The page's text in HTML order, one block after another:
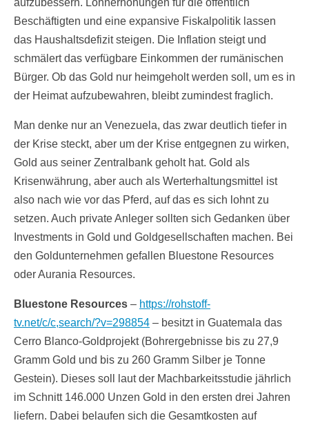
aufzubessern. Lohnerhöhungen für die öffentlich
Beschäftigten und eine expansive Fiskalpolitik lassen
das Haushaltsdefizit steigen. Die Inflation steigt und
schmälert das verfügbare Einkommen der rumänischen
Bürger. Ob das Gold nur heimgeholt werden soll, um es in
der Heimat aufzubewahren, bleibt zumindest fraglich.
Man denke nur an Venezuela, das zwar deutlich tiefer in
der Krise steckt, aber um der Krise entgegnen zu wirken,
Gold aus seiner Zentralbank geholt hat. Gold als
Krisenwährung, aber auch als Werterhaltungsmittel ist
also nach wie vor das Pferd, auf das es sich lohnt zu
setzen. Auch private Anleger sollten sich Gedanken über
Investments in Gold und Goldgesellschaften machen. Bei
den Goldunternehmen gefallen Bluestone Resources
oder Aurania Resources.
Bluestone Resources – https://rohstoff-
tv.net/c/c,search/?v=298854 – besitzt in Guatemala das
Cerro Blanco-Goldprojekt (Bohrergebnisse bis zu 27,9
Gramm Gold und bis zu 260 Gramm Silber je Tonne
Gestein). Dieses soll laut der Machbarkeitsstudie jährlich
im Schnitt 146.000 Unzen Gold in den ersten drei Jahren
liefern. Dabei belaufen sich die Gesamtkosten auf